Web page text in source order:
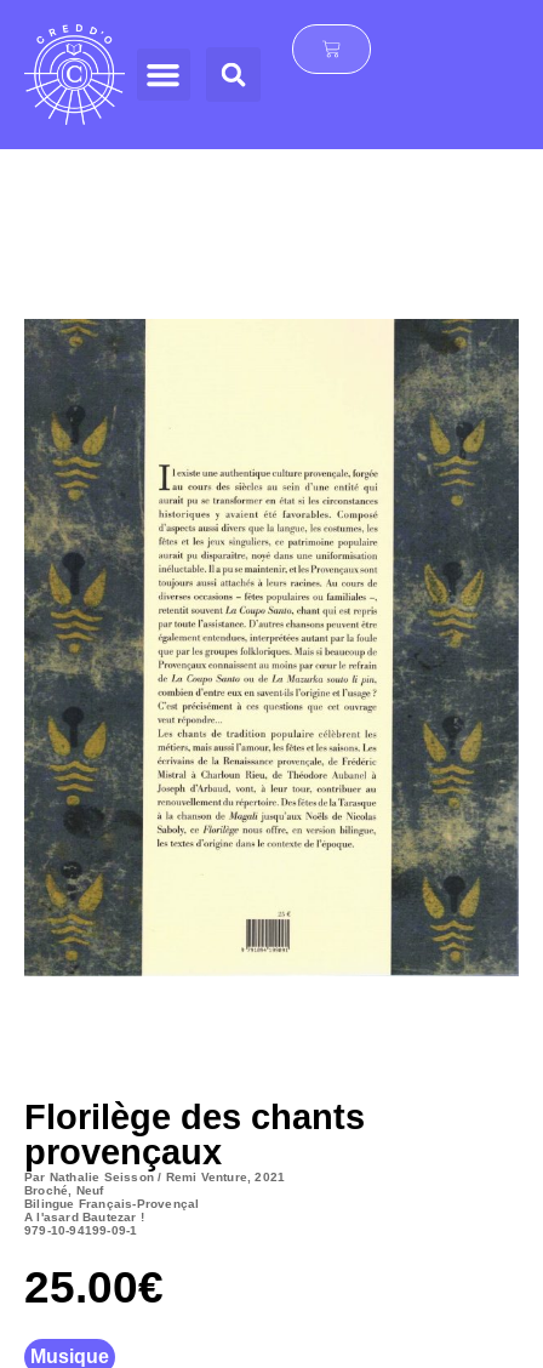
Florilège des chants
provençaux
Par Nathalie Seisson / Remi Venture, 2021
Broché, Neuf
Bilingue Français-Provençal
A l'asard Bautezar !
979-10-94199-09-1
25.00€
Musique